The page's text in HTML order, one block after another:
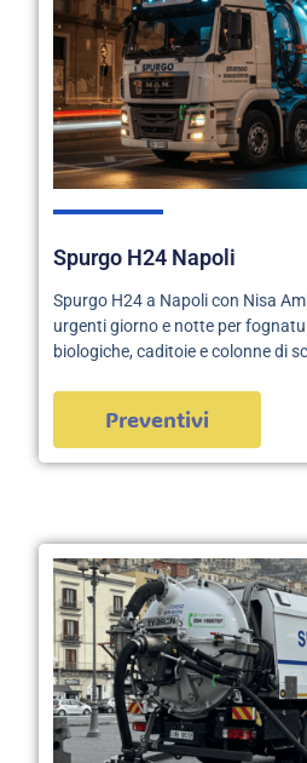
Spurgo H24 Napoli
Spurgo H24 a Napoli con Nisa
urgenti giorno e notte per
biologiche, caditoie e colonne di
Preventivi